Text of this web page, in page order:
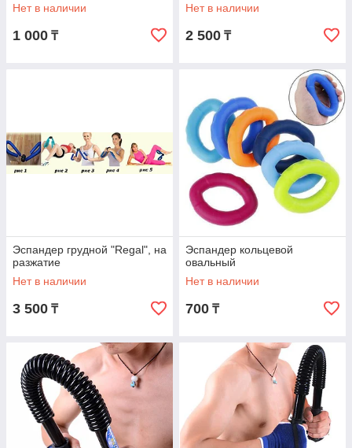
Нет в наличии
1 000 ₸
Нет в наличии
2 500 ₸
Эспандер грудной "Regal", на
разжатие
Нет в наличии
3 500 ₸
Эспандер кольцевой
овальный
Нет в наличии
700 ₸